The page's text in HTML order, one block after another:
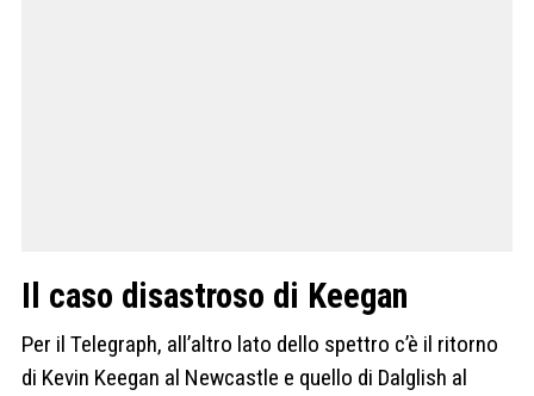
Il caso disastroso di Keegan
Per il Telegraph, all’altro lato dello spettro c’è il ritorno
di Kevin Keegan al Newcastle e quello di Dalglish al